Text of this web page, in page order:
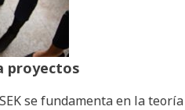
proyectos
se fundamenta en la teoría